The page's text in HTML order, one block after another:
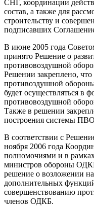
СНГ, координации
состав, а также для
строительству и
подписавших
В июне 2005 года
принято Решение о
противовоздушной
Решении закреплено,
противоздушной
будет осуществляться в
противовоздушной
Также в решении
построения системы
В соответствии с
ноября 2006 года
полномочиями и в
министров обороны
решение о возложении
дополнительных
совершенствованию
членов ОДКБ.